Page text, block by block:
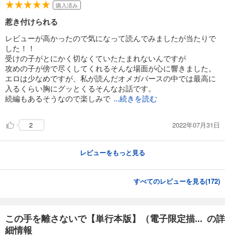
購入済み
惹き付けられる
レビューが高かったので気になって読んでみましたが当たりで
した！！
受けの子がとにかく切なくていたたまれないんですが
攻めの子が傍で尽くしてくれるそんな場面が心に響きました。
エロは少なめですが、私が読んだオメガバースの中では最高に
入るくらい胸にグッとくるそんなお話です。
続編もあるそうなので楽しみで ...続きを読む
2 2022年07月31日
レビューをもっと見る
すべてのレビューを見る(172)
この手を離さないで【単行本版】（電子限定描... の詳
細情報